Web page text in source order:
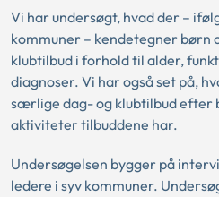
Vi har undersøgt, hvad der –
kommuner – kendetegner børn
klubtilbud i forhold til alder,
diagnoser. Vi har også set på,
særlige dag- og klubtilbud efter
aktiviteter tilbuddene har.
Undersøgelsen bygger på
ledere i syv kommuner.